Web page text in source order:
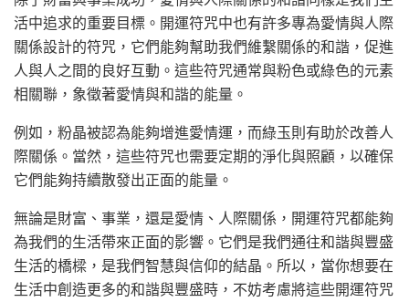
活中追求的重要目標。開運符咒中也有許多專為愛情與人際
關係設計的符咒，它們能夠幫助我們維繫關係的和諧，促進
人與人之間的良好互動。這些符咒通常與粉色或綠色的元素
相關聯，象徵著愛情與和諧的能量。
例如，粉晶被認為能夠增進愛情運，而綠玉則有助於改善人
際關係。當然，這些符咒也需要定期的淨化與照顧，以確保
它們能夠持續散發出正面的能量。
無論是財富、事業，還是愛情、人際關係，開運符咒都能夠
為我們的生活帶來正面的影響。它們是我們通往和諧與豐盛
生活的橋樑，是我們智慧與信仰的結晶。所以，當你想要在
生活中創造更多的和諧與豐盛時，不妨考慮將這些開運符咒